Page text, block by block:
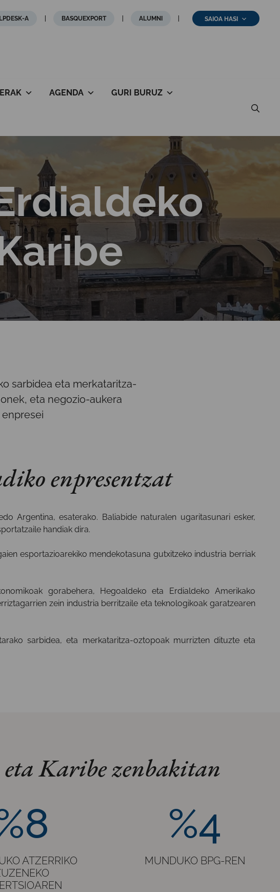
A BASQUEXPORT ALUMNI SAIOA HASI
AGENDA GURI BURUZ
sarbidea eta merkataritza-
eta negozio-aukera
enpresentzat
Argentina, esaterako. Baliabide naturalen ugaritasunari esker,
handiak dira.
esportazioarekiko mendekotasuna gutxitzeko industria berriak
gorabehera, Hegoaldeko eta Erdialdeko Amerikako
zein industria berritzaile eta teknologikoak garatzearen
sarbidea, eta merkataritza-oztopoak murrizten dituzte eta
Karibe zenbakitan
ATZERRIKO
%4
MUNDUKO BPG-REN